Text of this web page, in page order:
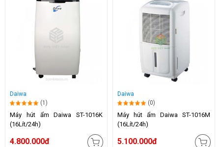
Daiwa
(1)
Máy hút ẩm Daiwa ST-1016K
(16Lít/24h)
4.800.000đ
Daiwa
(0)
Máy hút ẩm Daiwa ST-1016M
(16Lít/24h)
5.100.000đ